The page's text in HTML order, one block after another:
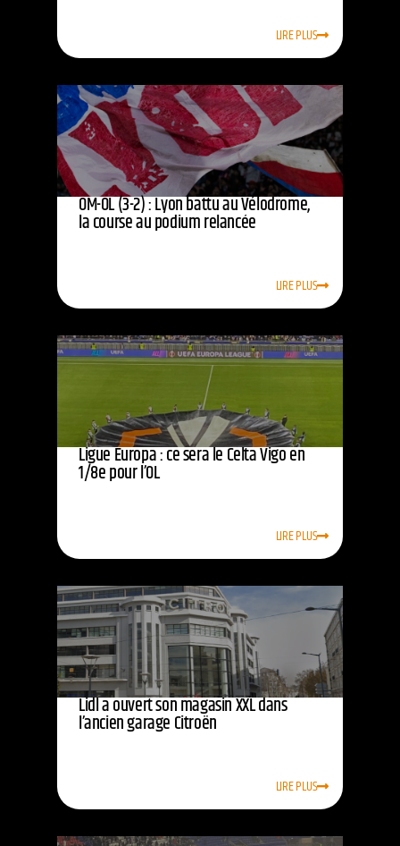
LIRE PLUS
OM-OL (3-2) : Lyon battu au Vélodrome,
la course au podium relancée
LIRE PLUS
Ligue Europa : ce sera le Celta Vigo en
1/8e pour l’OL
LIRE PLUS
Lidl a ouvert son magasin XXL dans
l’ancien garage Citroën
LIRE PLUS